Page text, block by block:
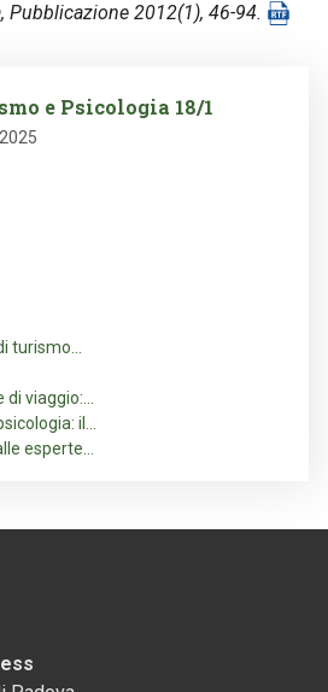
, Pubblicazione 2012(1), 46-94.
e Psicologia 18/1
turismo…
di viaggio:…
il…
esperte…